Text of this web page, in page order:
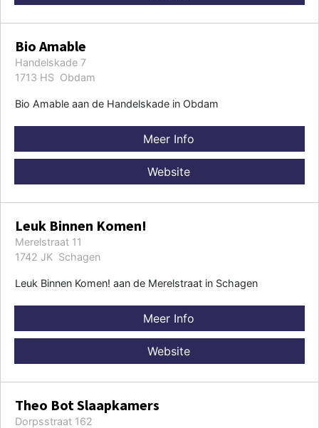
Bio Amable
Handelskade 7
1713 HS Obdam
Bio Amable aan de Handelskade in Obdam
Meer Info
Website
Leuk Binnen Komen!
Merelstraat 11
1742 JK Schagen
Leuk Binnen Komen! aan de Merelstraat in Schagen
Meer Info
Website
Theo Bot Slaapkamers
Dorpsstraat 162